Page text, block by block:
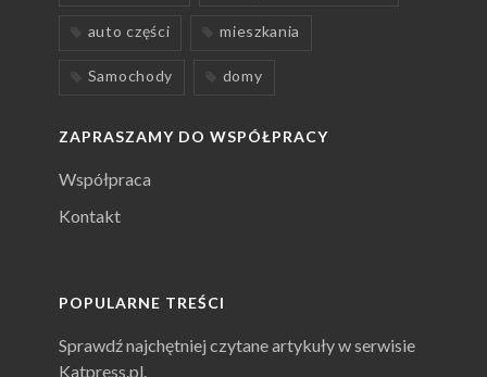
auto części mieszkania
Samochody domy
ZAPRASZAMY DO WSPÓŁPRACY
Współpraca
Kontakt
POPULARNE TREŚCI
Sprawdź najchętniej czytane artykuły w serwisie
Katpress.pl.